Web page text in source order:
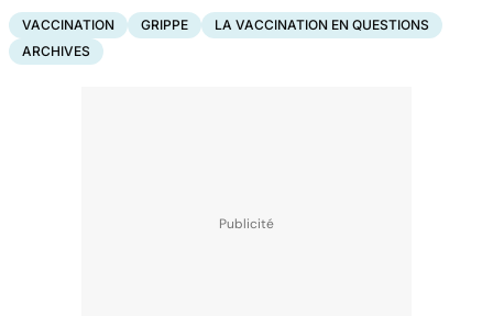
VACCINATION GRIPPE
LA VACCINATION EN QUESTIONS
ARCHIVES